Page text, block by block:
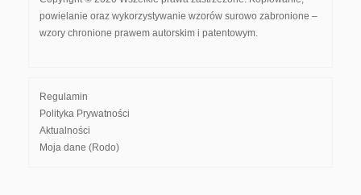
powielanie oraz wykorzystywanie wzorów surowo zabronione –
wzory chronione prawem autorskim i patentowym.
Regulamin
Polityka Prywatności
Aktualności
Moja dane (Rodo)